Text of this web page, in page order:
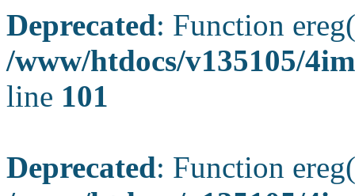
Deprecated: Function
/www/htdocs/v135105/
line 101
Deprecated: Function